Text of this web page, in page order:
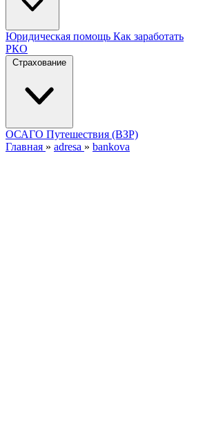
Юридическая помощь Как заработать
РКО
Страхование
ОСАГО Путешествия (ВЗР)
Главная » adresa » bankova